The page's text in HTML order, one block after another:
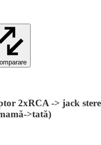
2xRCA -> jack
>tată)